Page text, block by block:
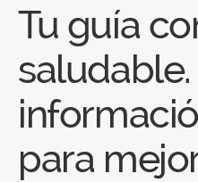
Tu guía
para